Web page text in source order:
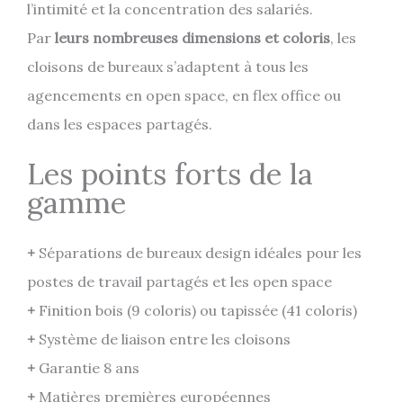
l’intimité et la concentration des salariés.
Par leurs nombreuses dimensions et coloris, les
cloisons de bureaux s’adaptent à tous les
agencements en open space, en flex office ou
dans les espaces partagés.
Les points forts de la
gamme
+ Séparations de bureaux design idéales pour les
postes de travail partagés et les open space
+ Finition bois (9 coloris) ou tapissée (41 coloris)
+ Système de liaison entre les cloisons
+ Garantie 8 ans
+ Matières premières européennes